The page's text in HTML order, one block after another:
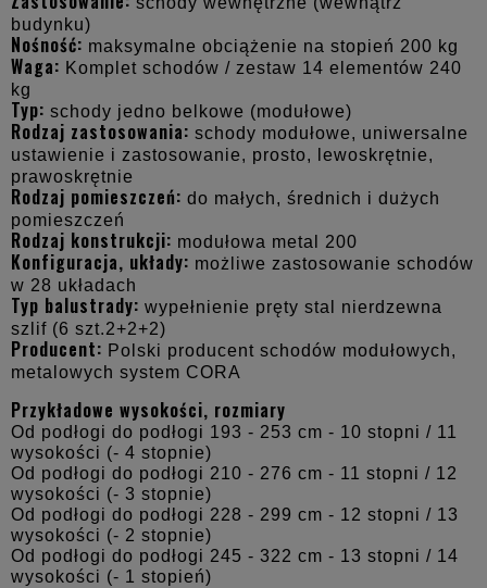
budynku)
Nośność: maksymalne obciążenie na stopień 200 kg
Waga: Komplet schodów / zestaw 14 elementów 240
kg
Typ: schody jedno belkowe (modułowe)
Rodzaj zastosowania: schody modułowe, uniwersalne
ustawienie i zastosowanie, prosto, lewoskrętnie,
prawoskrętnie
Rodzaj pomieszczeń: do małych, średnich i dużych
pomieszczeń
Rodzaj konstrukcji: modułowa metal 200
Konfiguracja, układy: możliwe zastosowanie schodów
w 28 układach
Typ balustrady: wypełnienie pręty stal nierdzewna
szlif (6 szt.2+2+2)
Producent: Polski producent schodów modułowych,
metalowych system CORA
Przykładowe wysokości, rozmiary
Od podłogi do podłogi 193 - 253 cm - 10 stopni / 11
wysokości (- 4 stopnie)
Od podłogi do podłogi 210 - 276 cm - 11 stopni / 12
wysokości (- 3 stopnie)
Od podłogi do podłogi 228 - 299 cm - 12 stopni / 13
wysokości (- 2 stopnie)
Od podłogi do podłogi 245 - 322 cm - 13 stopni / 14
wysokości (- 1 stopień)